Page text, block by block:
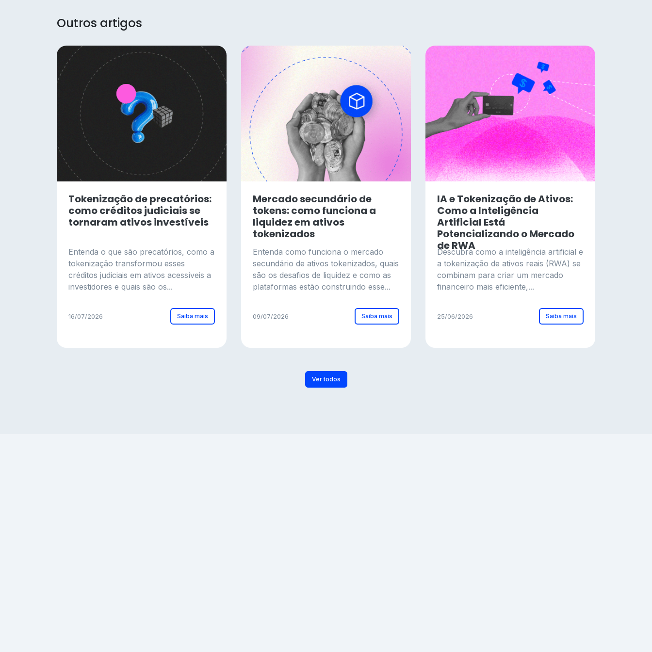
Outros artigos
Tokenização de precatórios:
como créditos judiciais se
tornaram ativos investíveis
Entenda o que são precatórios, como a
tokenização transformou esses
créditos judiciais em ativos acessíveis a
investidores e quais são os...
16/07/2026 Saiba mais
Mercado secundário de
tokens: como funciona a
liquidez em ativos
tokenizados
Entenda como funciona o mercado
secundário de ativos tokenizados, quais
são os desafios de liquidez e como as
plataformas estão construindo esse...
09/07/2026 Saiba mais
IA e Tokenização de Ativos:
Como a Inteligência
Artificial Está
Potencializando o Mercado
de RWA
Descubra como a inteligência artificial e
a tokenização de ativos reais (RWA) se
combinam para criar um mercado
financeiro mais eficiente,...
25/06/2026 Saiba mais
Ver todos